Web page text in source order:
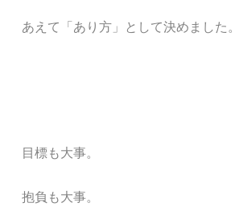
あえて「あり方」として決めました。
目標も大事。
抱負も大事。